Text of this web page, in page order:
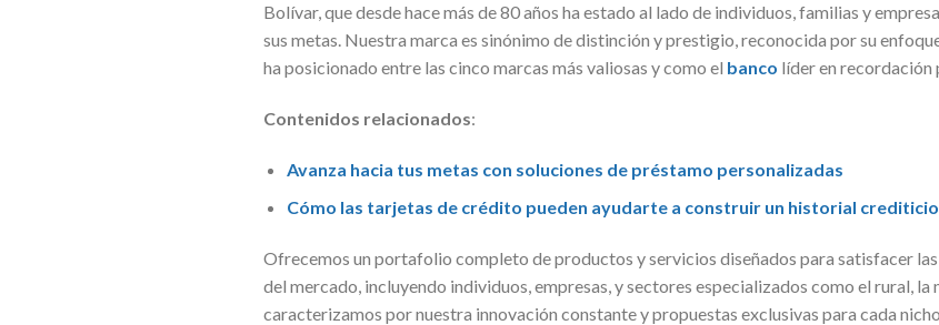
Bolívar, que desde hace más de 80 años ha estado al lado de individuos, familias y
sus metas. Nuestra marca es sinónimo de distinción y prestigio, reconocida por su
ha posicionado entre las cinco marcas más valiosas y como el banco líder en recordación
Contenidos relacionados:
Avanza hacia tus metas con soluciones de préstamo personalizadas
Cómo las tarjetas de crédito pueden ayudarte a construir un historial
Ofrecemos un portafolio completo de productos y servicios diseñados para satisfacer
del mercado, incluyendo individuos, empresas, y sectores especializados como el rural, la
caracterizamos por nuestra innovación constante y propuestas exclusivas para cada